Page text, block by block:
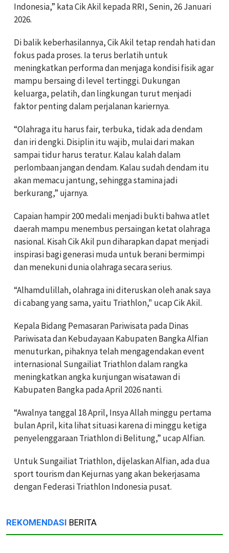
Indonesia,” kata Cik Akil kepada RRI, Senin, 26 Januari
2026.
Di balik keberhasilannya, Cik Akil tetap rendah hati dan
fokus pada proses. Ia terus berlatih untuk
meningkatkan performa dan menjaga kondisi fisik agar
mampu bersaing di level tertinggi. Dukungan
keluarga, pelatih, dan lingkungan turut menjadi
faktor penting dalam perjalanan kariernya.
“Olahraga itu harus fair, terbuka, tidak ada dendam
dan iri dengki. Disiplin itu wajib, mulai dari makan
sampai tidur harus teratur. Kalau kalah dalam
perlombaan jangan dendam. Kalau sudah dendam itu
akan memacu jantung, sehingga stamina jadi
berkurang,” ujarnya.
Capaian hampir 200 medali menjadi bukti bahwa atlet
daerah mampu menembus persaingan ketat olahraga
nasional. Kisah Cik Akil pun diharapkan dapat menjadi
inspirasi bagi generasi muda untuk berani bermimpi
dan menekuni dunia olahraga secara serius.
“Alhamdulillah, olahraga ini diteruskan oleh anak saya
di cabang yang sama, yaitu Triathlon," ucap Cik Akil.
Kepala Bidang Pemasaran Pariwisata pada Dinas
Pariwisata dan Kebudayaan Kabupaten Bangka Alfian
menuturkan, pihaknya telah mengagendakan event
internasional Sungailiat Triathlon dalam rangka
meningkatkan angka kunjungan wisatawan di
Kabupaten Bangka pada April 2026 nanti.
“Awalnya tanggal 18 April, Insya Allah minggu pertama
bulan April, kita lihat situasi karena di minggu ketiga
penyelenggaraan Triathlon di Belitung,” ucap Alfian.
Untuk Sungailiat Triathlon, dijelaskan Alfian, ada dua
sport tourism dan Kejurnas yang akan bekerjasama
dengan Federasi Triathlon Indonesia pusat.
REKOMENDASI BERITA